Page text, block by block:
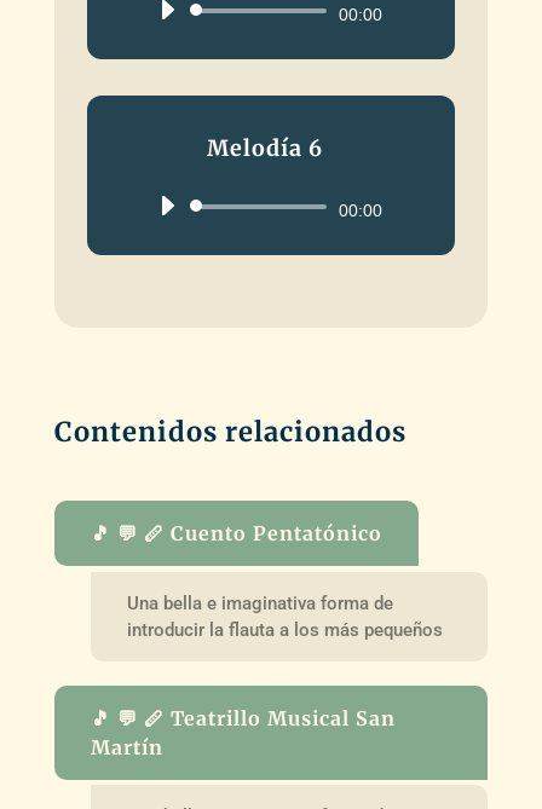
Reproductor00:00
Melodía 6
Reproductor00:00
Contenidos relacionados
🎵 💬 🪈 Cuento Pentatónico
Una bella e imaginativa forma de
introducir la flauta a los más pequeños
🎵 💬 🪈 Teatrillo Musical San
Martín